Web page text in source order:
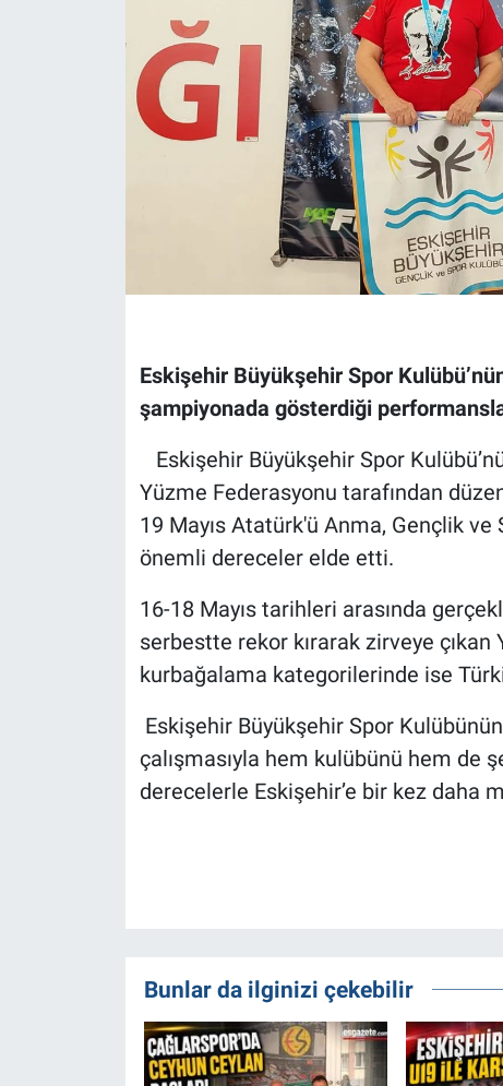
Eskişehir Büyükşehir Spor
şampiyonada gösterdiği
Eskişehir Büyükşehir Spor
Yüzme Federasyonu tarafından
19 Mayıs Atatürk'ü Anma, Gençlik ve
önemli dereceler elde etti.
16-18 Mayıs tarihleri arasında
serbestte rekor kırarak zirveye
kurbağalama kategorilerinde ise
Eskişehir Büyükşehir Spor
çalışmasıyla hem kulübünü hem de
derecelerle Eskişehir’e bir kez daha
Bunlar da ilginizi çekebilir
Magazin